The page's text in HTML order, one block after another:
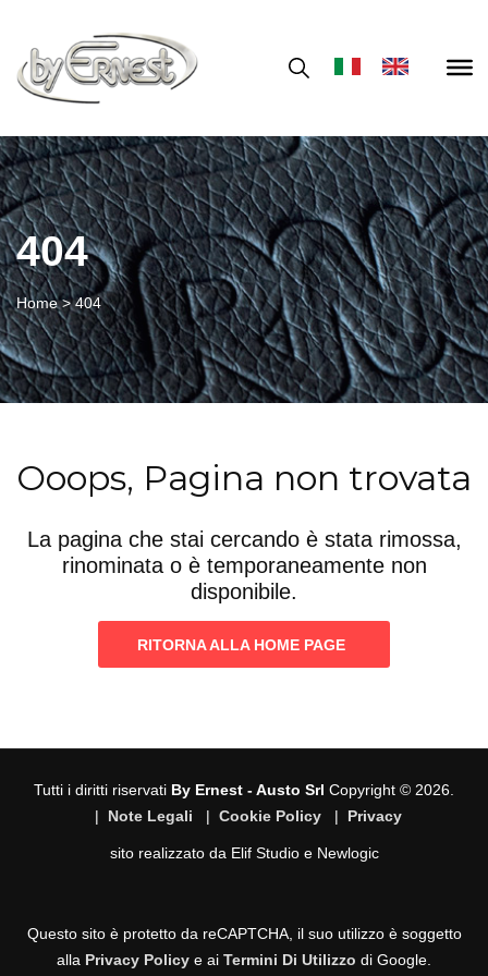
404
Home >404
Ooops, Pagina non trovata
La pagina che stai cercando è stata rimossa,
rinominata o è temporaneamente non
disponibile.
RITORNA ALLA HOME PAGE
Tutti i diritti riservati By Ernest - Austo Srl Copyright © 2026.
| Note Legali | Cookie Policy | Privacy
sito realizzato da Elif Studioe Newlogic
Questo sito è protetto da reCAPTCHA, il suo utilizzo è soggetto
alla Privacy Policy e ai Termini Di Utilizzo di Google.